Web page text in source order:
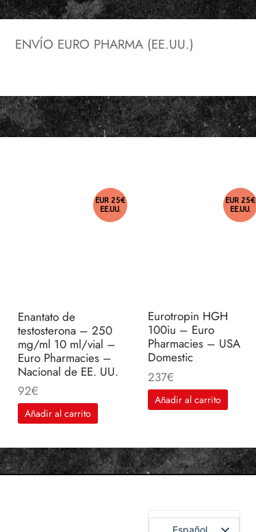
ENVÍO EURO PHARMA (EE.UU.)
EUR 25€
EE.UU.
Enantato de
testosterona – 250
mg/ml 10 ml/vial –
Euro Pharmacies –
Nacional de EE. UU.
92€
Añadir al carrito
EUR 25€
EE.UU.
Eurotropin HGH
100iu – Euro
Pharmacies – USA
Domestic
237€
Añadir al carrito
Español